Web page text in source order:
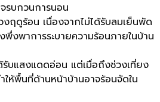
รบกวนการนอน
งฤดูร้อน เนื่องจากไม่ได้รับลมเย็นพัด
พึ่งพาการระบายความร้อนภายในบ้าน
ด้รับแสงแดดอ่อน แต่เมื่อถึงช่วงเที่ยง
ให้พื้นที่ด้านหน้าบ้านอาจร้อนจัดใน